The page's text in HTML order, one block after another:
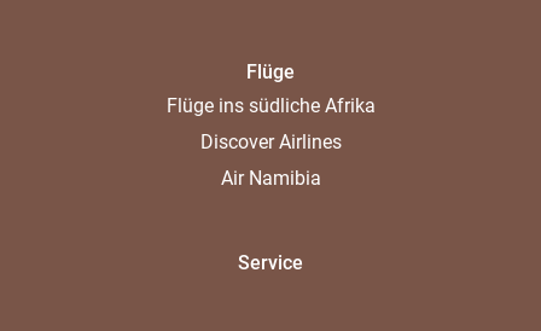
Flüge
Flüge ins südliche Afrika
Discover Airlines
Air Namibia
Service